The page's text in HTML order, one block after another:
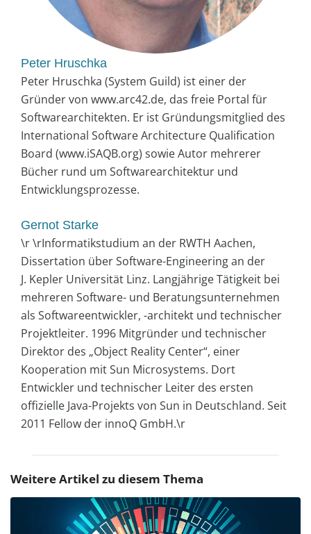
Peter Hruschka
Peter Hruschka (System Guild) ist einer der
Gründer von www.arc42.de, das freie Portal für
Softwarearchitekten. Er ist Gründungsmitglied des
International Software Architecture Qualification
Board (www.iSAQB.org) sowie Autor mehrerer
Bücher rund um Softwarearchitektur und
Entwicklungsprozesse.
Gernot Starke
\r \rInformatikstudium an der RWTH Aachen,
Dissertation über Software-Engineering an der
J. Kepler Universität Linz. Langjährige Tätigkeit bei
mehreren Software- und Beratungsunternehmen
als Softwareentwickler, -architekt und technischer
Projektleiter. 1996 Mitgründer und technischer
Direktor des „Object Reality Center“, einer
Kooperation mit Sun Microsystems. Dort
Entwickler und technischer Leiter des ersten
offizielle Java-Projekts von Sun in Deutschland. Seit
2011 Fellow der innoQ GmbH.\r
Weitere Artikel zu diesem Thema